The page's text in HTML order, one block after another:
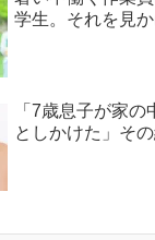
学生。それを見
「7歳息子が家
としかけた」そ